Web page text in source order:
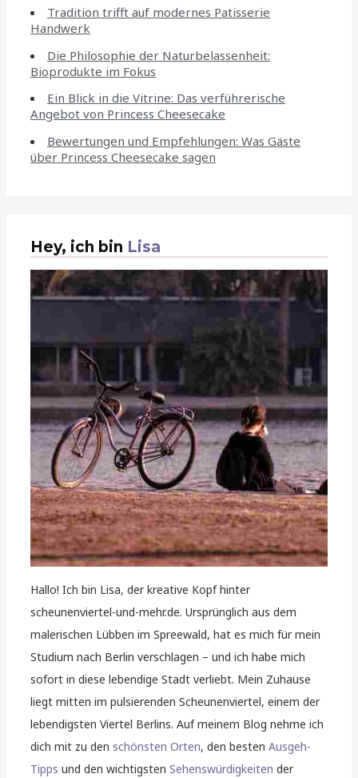
Tradition trifft auf modernes Patisserie
Handwerk
Die Philosophie der Naturbelassenheit:
Bioprodukte im Fokus
Ein Blick in die Vitrine: Das verführerische
Angebot von Princess Cheesecake
Bewertungen und Empfehlungen: Was Gäste
über Princess Cheesecake sagen
Hey, ich bin Lisa
Hallo! Ich bin Lisa, der kreative Kopf hinter
scheunenviertel-und-mehr.de. Ursprünglich aus dem
malerischen Lübben im Spreewald, hat es mich für mein
Studium nach Berlin verschlagen – und ich habe mich
sofort in diese lebendige Stadt verliebt. Mein Zuhause
liegt mitten im pulsierenden Scheunenviertel, einem der
lebendigsten Viertel Berlins. Auf meinem Blog nehme ich
dich mit zu denschönsten Orten, den bestenAusgeh-
Tipps und den wichtigstenSehenswürdigkeiten der